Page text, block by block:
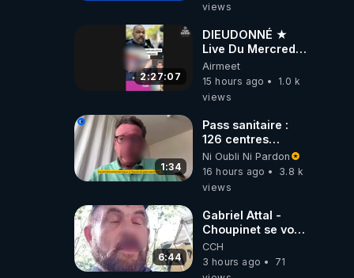
views
2:27:07
DIEUDONNÉ ★
Live Du Mercredi
5 Août 2026
Airmeet
15 hours ago
1.0 k
views
1:34
Pass sanitaire :
126 centres
commerciaux
concernés par
l'obligation dans
Ni Oubli Ni Pardon
16 hours ago
3.8 k
views
6:44
Gabriel Attal -
Choupinet se voit
en haut de
l'affiche
CCH
3 hours ago
71